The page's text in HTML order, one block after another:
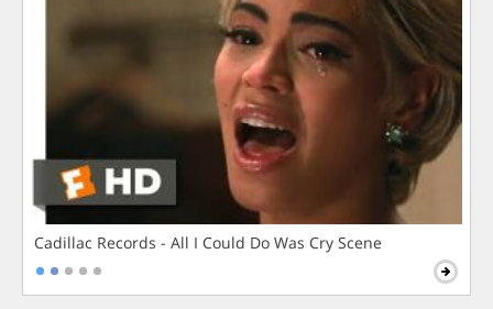
Cadillac Records - All I Could Do Was Cry Scene